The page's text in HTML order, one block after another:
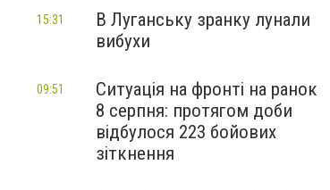
В Луганську зранку лунали
вибухи
15:31
Ситуація на фронті на ранок
8 серпня: протягом доби
відбулося 223 бойових
зіткнення
09:51